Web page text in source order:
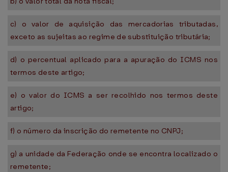
c) o valor de aquisição das mercadorias tributadas,
exceto as sujeitas ao regime de substituição tributária;
d) o percentual aplicado para a apuração do ICMS nos
termos deste artigo;
e) o valor do ICMS a ser recolhido nos termos deste
artigo;
f) o número da inscrição do remetente no CNPJ;
g) a unidade da Federação onde se encontra localizado o
remetente;